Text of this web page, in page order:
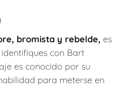
bromista y rebelde, es
con Bart
es conocido por su
para meterse en